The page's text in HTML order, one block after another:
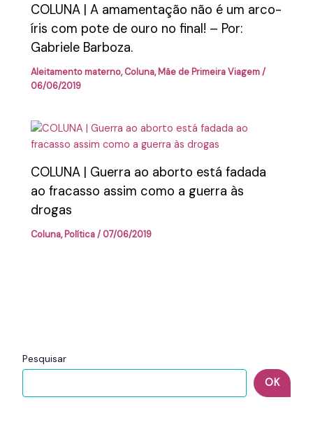
Pesquisar
OK
COLUNA | A amamentação não é um arco-
íris com pote de ouro no final! – Por:
Gabriele Barboza.
Aleitamento materno,Coluna,Mãe de Primeira Viagem/
06/06/2019
COLUNA | Guerra ao aborto está fadada
ao fracasso assim como a guerra às
drogas
Coluna,Política/07/06/2019